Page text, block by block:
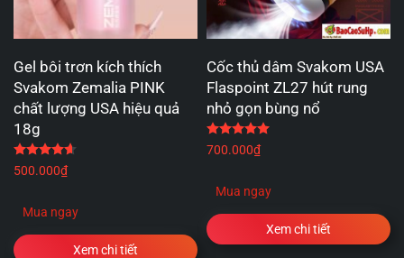
Gel bôi trơn kích thích
Svakom Zemalia PINK
chất lượng USA hiệu quả
18g
5 sao
500.000₫
Mua ngay
Xem chi tiết
Cốc thủ dâm Svakom USA
Flaspoint ZL27 hút rung
nhỏ gọn bùng nổ
700.000₫
Mua ngay
Xem chi tiết